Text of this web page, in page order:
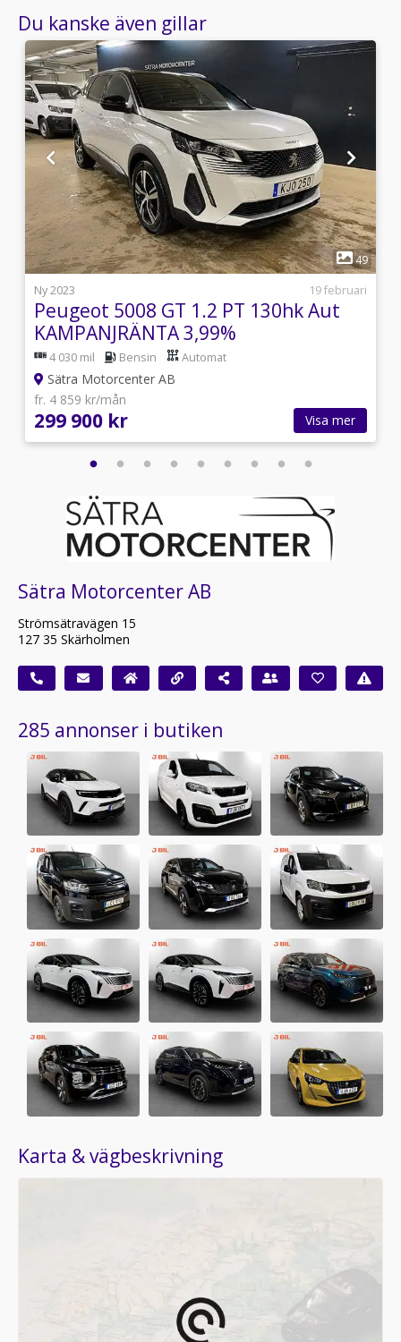
Du kanske även gillar
1
49
Ny 2023
19 februari
Peugeot 5008 GT 1.2 PT 130hk Aut
KAMPANJRÄNTA 3,99%
4 030 mil Bensin Automat
Sätra Motorcenter AB
fr. 4 859 kr/mån
299 900 kr Visa mer
Sätra Motorcenter AB
Strömsätravägen 15
127 35 Skärholmen
285 annonser i butiken
Karta & vägbeskrivning